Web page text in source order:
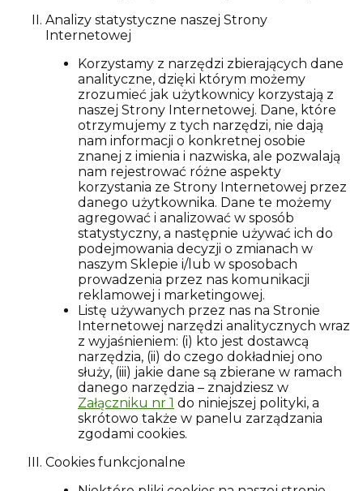
Analizy statystyczne naszej Strony
Internetowej
Korzystamy z narzędzi zbierających dane
analityczne, dzięki którym możemy
zrozumieć jak użytkownicy korzystają z
naszej Strony Internetowej. Dane, które
otrzymujemy z tych narzędzi, nie dają
nam informacji o konkretnej osobie
znanej z imienia i nazwiska, ale pozwalają
nam rejestrować różne aspekty
korzystania ze Strony Internetowej przez
danego użytkownika. Dane te możemy
agregować i analizować w sposób
statystyczny, a następnie używać ich do
podejmowania decyzji o zmianach w
naszym Sklepie i/lub w sposobach
prowadzenia przez nas komunikacji
reklamowej i marketingowej.
Listę używanych przez nas na Stronie
Internetowej narzędzi analitycznych wraz
z wyjaśnieniem: (i) kto jest dostawcą
narzędzia, (ii) do czego dokładniej ono
służy, (iii) jakie dane są zbierane w ramach
danego narzędzia – znajdziesz w
Załączniku nr 1 do niniejszej polityki, a
skrótowo także w panelu zarządzania
zgodami cookies.
Cookies funkcjonalne